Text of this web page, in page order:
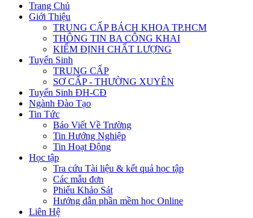
Trang Chủ
Giới Thiệu
TRUNG CẤP BÁCH KHOA TP.HCM
THÔNG TIN BA CÔNG KHAI
KIỂM ĐỊNH CHẤT LƯỢNG
Tuyển Sinh
TRUNG CẤP
SƠ CẤP - THƯỜNG XUYÊN
Tuyển Sinh ĐH-CĐ
Ngành Đào Tạo
Tin Tức
Báo Viết Về Trường
Tin Hướng Nghiệp
Tin Hoạt Động
Học tập
Tra cứu Tài liệu & kết quả học tập
Các mẫu đơn
Phiếu Khảo Sát
Hướng dẫn phần mềm học Online
Liên Hệ